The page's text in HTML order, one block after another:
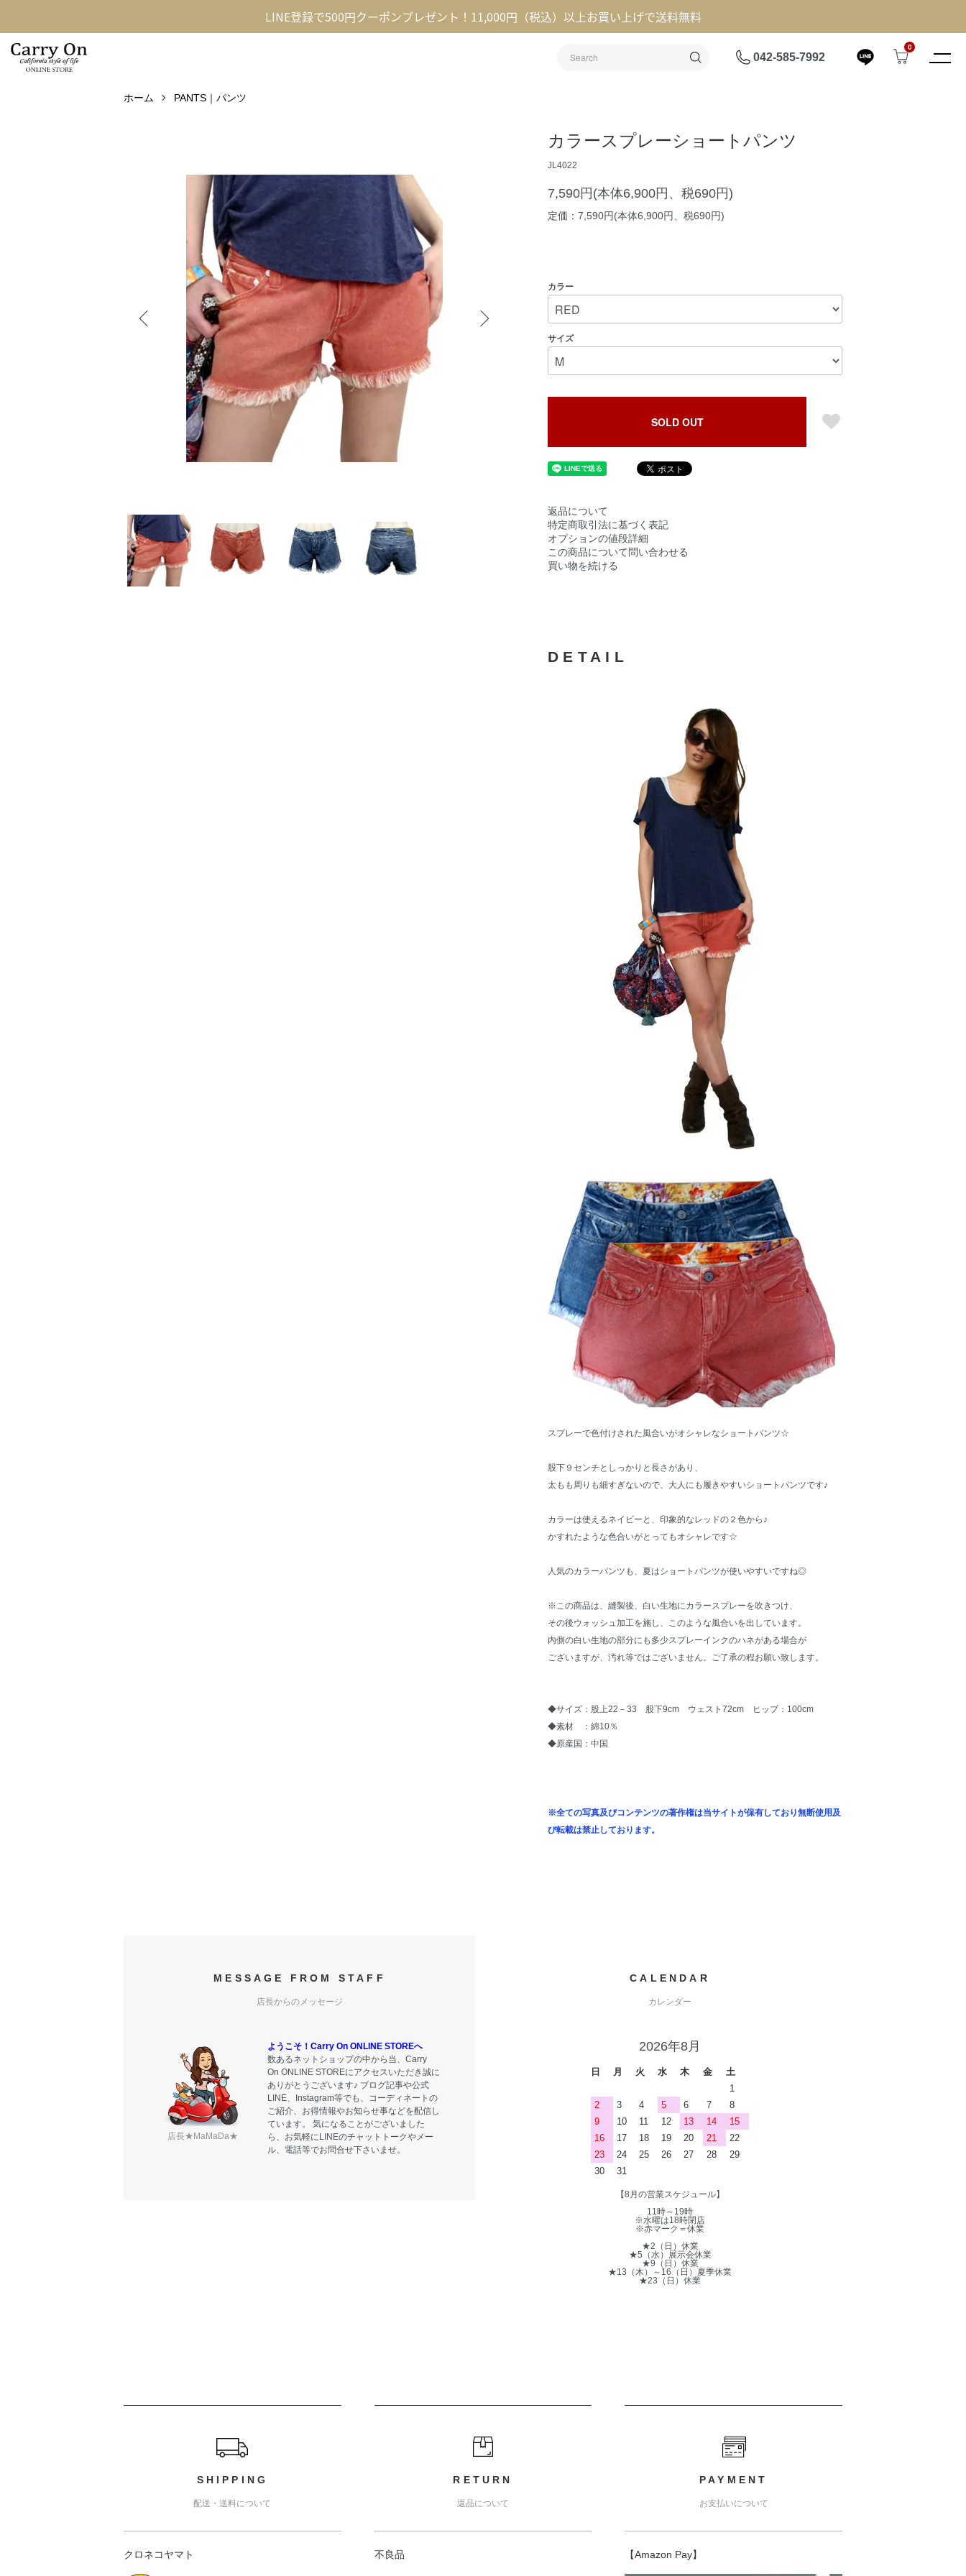
LINE登録で500円クーポンプレゼント！11,000円（税込）以上お買い上げで送料無料
042-585-7992
0
ホーム PANTS｜パンツ
カラースプレーショートパンツ
JL4022
7,590円(本体6,900円、税690円)
定価：7,590円(本体6,900円、税690円)
カラー
サイズ
SOLD OUT
返品について
特定商取引法に基づく表記
オプションの値段詳細
この商品について問い合わせる
買い物を続ける
DETAIL
スプレーで色付けされた風合いがオシャレなショートパンツ☆
股下９センチとしっかりと長さがあり、
太もも周りも細すぎないので、大人にも履きやすいショートパンツです♪
カラーは使えるネイビーと、印象的なレッドの２色から♪
かすれたような色合いがとってもオシャレです☆
人気のカラーパンツも、夏はショートパンツが使いやすいですね◎
※この商品は、縫製後、白い生地にカラースプレーを吹きつけ、
その後ウォッシュ加工を施し、このような風合いを出しています。
内側の白い生地の部分にも多少スプレーインクのハネがある場合が
ございますが、汚れ等ではございません。ご了承の程お願い致します。
◆サイズ：股上22－33 股下9cm ウェスト72cm ヒップ：100cm
◆素材 ：綿10％
◆原産国：中国
※全ての写真及びコンテンツの著作権は当サイトが保有しており無断使用及
び転載は禁止しております。
MESSAGE FROM STAFF
店長からのメッセージ
店長★MaMaDa★
ようこそ！Carry On ONLINE STOREへ
数あるネットショップの中から当、Carry
On ONLINE STOREにアクセスいただき誠に
ありがとうございます♪ ブログ記事や公式
LINE、Instagram等でも、コーディネートの
ご紹介、お得情報やお知らせ事などを配信し
ています。 気になることがございました
ら、お気軽にLINEのチャットトークやメー
ル、電話等でお問合せ下さいませ。
CALENDAR
カレンダー
2026年8月
日 月 火 水 木 金
土
1
2
3 4 5 6 7
8
9
10 11 12 13 14
15
16
17 18 19 20 21
22
23
24 25 26 27 28
29
30
31
【8月の営業スケジュール】
11時～19時
※水曜は18時閉店
※赤マーク＝休業
★2（日）休業
★5（水）展示会休業
★9（日）休業
★13（木）～16（日）夏季休業
★23（日）休業
ショッピングガイド
SHIPPING
配送・送料について
クロネコヤマト
RETURN
返品について
不良品
PAYMENT
お支払いについて
【Amazon Pay】